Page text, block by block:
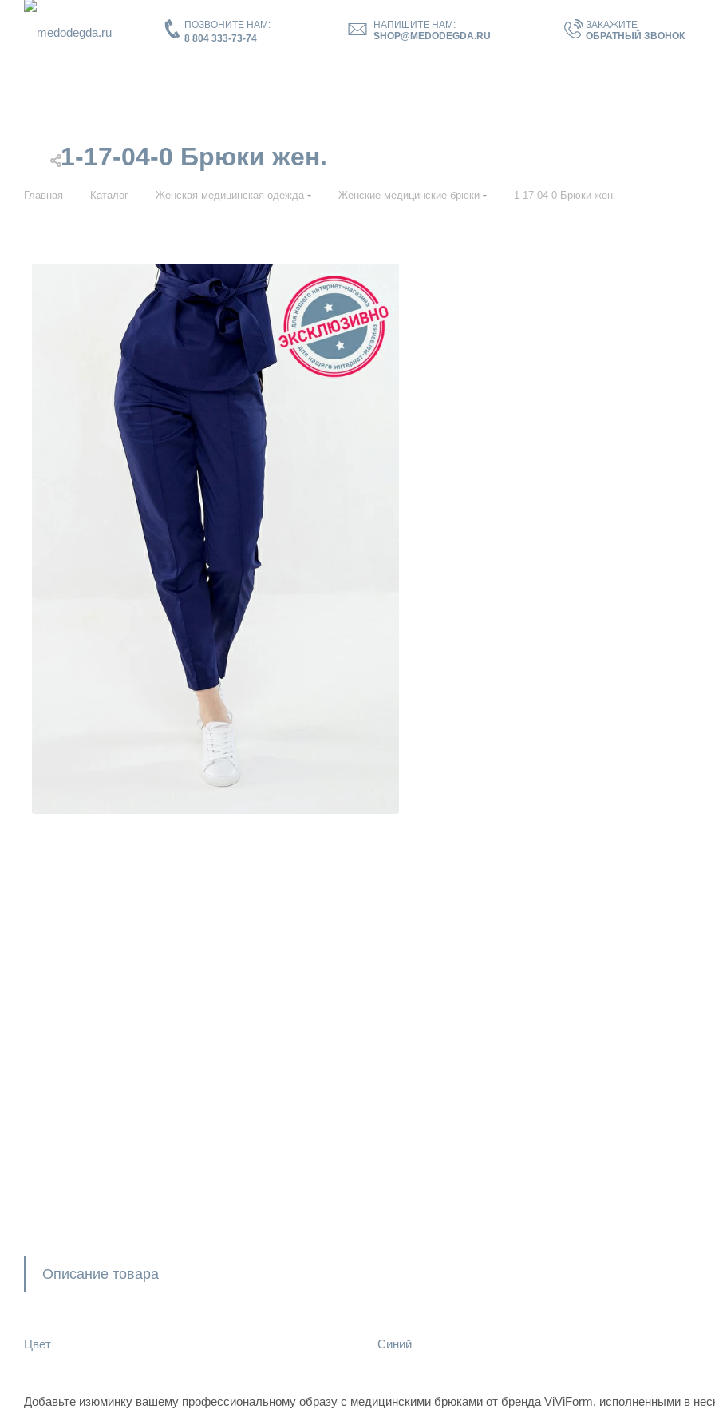
ПОЗВОНИТЕ НАМ:
8 804 333-73-74
НАПИШИТЕ НАМ:
SHOP@MEDODEGDA.RU
ЗАКАЖИТЕ
ОБРАТНЫЙ ЗВОНОК
1-17-04-0 Брюки жен.
Главная — Каталог — Женская медицинская одежда — Женские медицинские брюки — 1-17-04-0 Брюки жен.
Описание товара
Цвет Синий
Добавьте изюминку вашему профессиональному образу с медицинскими брюками от бренда ViViForm, исполненными в